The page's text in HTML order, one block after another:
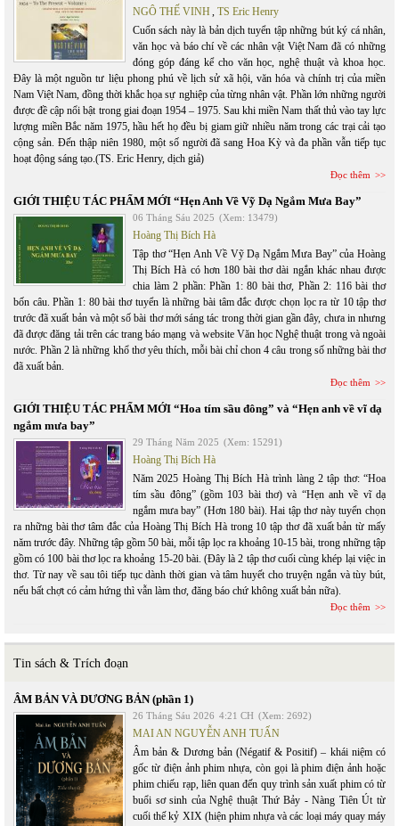
NGÔ THẾ VINH, TS Eric Henry
Cuốn sách này là bản dịch tuyển tập những bút ký cá nhân,
văn học và báo chí về các nhân vật Việt Nam đã có những
đóng góp đáng kể cho văn học, nghệ thuật và khoa học.
Đây là một nguồn tư liệu phong phú về lịch sử xã hội, văn hóa và chính trị của miền
Nam Việt Nam, đồng thời khắc họa sự nghiệp của từng nhân vật. Phần lớn những người
được đề cập nổi bật trong giai đoạn 1954 – 1975. Sau khi miền Nam thất thủ vào tay lực
lượng miền Bắc năm 1975, hầu hết họ đều bị giam giữ nhiều năm trong các trại cải tạo
cộng sản. Đến thập niên 1980, một số người đã sang Hoa Kỳ và đa phần vẫn tiếp tục
hoạt động sáng tạo.(TS. Eric Henry, dịch giả)
Đọc thêm
GIỚI THIỆU TÁC PHẨM MỚI “Hẹn Anh Về Vỹ Dạ Ngắm Mưa Bay”
06 Tháng Sáu 2025 (Xem: 13479)
Hoàng Thị Bích Hà
Tập thơ “Hẹn Anh Về Vỹ Dạ Ngắm Mưa Bay” của Hoàng
Thị Bích Hà có hơn 180 bài thơ dài ngắn khác nhau được
chia làm 2 phần: Phần 1: 80 bài thơ, Phần 2: 116 bài thơ
bốn câu. Phần 1: 80 bài thơ tuyển là những bài tâm đắc được chọn lọc ra từ 10 tập thơ
trước đã xuất bản và một số bài thơ mới sáng tác trong thời gian gần đây, chưa in nhưng
đã được đăng tải trên các trang báo mạng và website Văn học Nghệ thuật trong và ngoài
nước. Phần 2 là những khổ thơ yêu thích, mỗi bài chỉ chon 4 câu trong số những bài thơ
đã xuất bản.
Đọc thêm
GIỚI THIỆU TÁC PHẨM MỚI “Hoa tím sầu đông” và “Hẹn anh về vĩ dạ
ngắm mưa bay”
29 Tháng Năm 2025 (Xem: 15291)
Hoàng Thị Bích Hà
Năm 2025 Hoàng Thị Bích Hà trình làng 2 tập thơ: “Hoa
tím sầu đông” (gồm 103 bài thơ) và “Hẹn anh về vĩ dạ
ngắm mưa bay” (Hơn 180 bài). Hai tập thơ này tuyển chọn
ra những bài thơ tâm đắc của Hoàng Thị Bích Hà trong 10 tập thơ đã xuất bản từ mấy
năm trước đây. Những tập gồm 50 bài, mỗi tập lọc ra khoảng 10-15 bài, trong những tập
gồm có 100 bài thơ lọc ra khoảng 15-20 bài. (Đây là 2 tập thơ cuối cùng khép lại việc in
thơ. Từ nay về sau tôi tiếp tục dành thời gian và tâm huyết cho truyện ngắn và tùy bút,
nếu bất chợt có cảm hứng thì vẫn làm thơ, đăng báo chứ không xuất bản nữa).
Đọc thêm
Tin sách & Trích đoạn
ÂM BẢN VÀ DƯƠNG BẢN (phần 1)
26 Tháng Sáu 2026 4:21 CH (Xem: 2692)
MAI AN NGUYỄN ANH TUẤN
Âm bản & Dương bản (Négatif & Positif) – khái niệm có
gốc từ điện ảnh phim nhựa, còn gọi là phim điện ảnh hoặc
phim chiếu rạp, liên quan đến quy trình sản xuất phim có từ
buổi sơ sinh của Nghệ thuật Thứ Bảy - Nàng Tiên Út từ
cuối thế kỷ XIX (hiện phim nhựa và các loại máy quay máy